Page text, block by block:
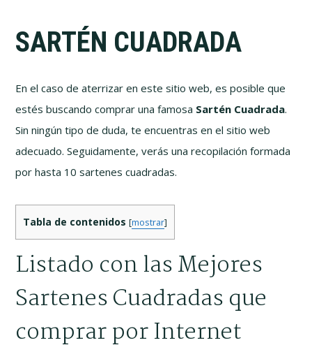
SARTÉN CUADRADA
En el caso de aterrizar en este sitio web, es posible que
estés buscando comprar una famosa Sartén Cuadrada.
Sin ningún tipo de duda, te encuentras en el sitio web
adecuado. Seguidamente, verás una recopilación formada
por hasta 10 sartenes cuadradas.
Tabla de contenidos [mostrar]
Listado con las Mejores
Sartenes Cuadradas que
comprar por Internet